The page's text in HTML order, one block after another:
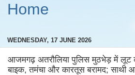
Home
WEDNESDAY, 17 JUNE 2026
आजमगढ़ अतरौलिया पुलिस मुठभेड़ में लूट
बाइक, तमंचा और कारतूस बरामद; साथी